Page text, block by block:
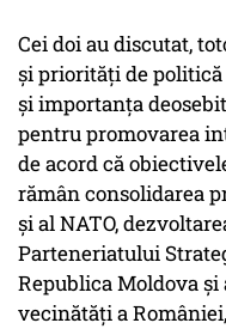
Cei doi au discutat,
şi priorităţi de
şi importanţa
pentru promovarea
de acord că
rămân consolidarea
şi al NATO,
Parteneriatului
Republica Moldova
vecinătăţi a